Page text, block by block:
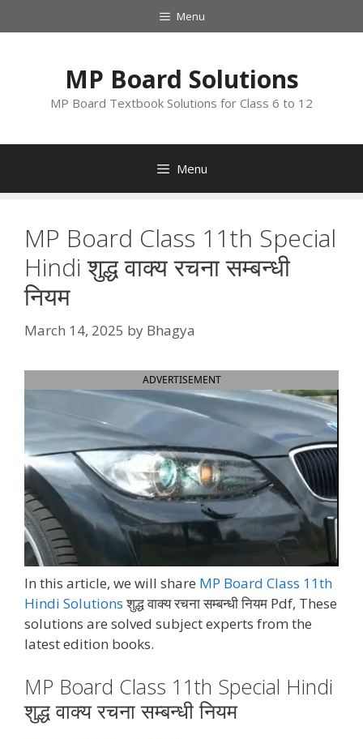
to
Menu
MP Board Solutions
MP Board Textbook Solutions for Class 6 to 12
Menu
MP Board Class 11th Special
Hindi शुद्ध वाक्य रचना सम्बन्धी
नियम
March 14, 2025 by Bhagya
ADVERTISEMENT
In this article, we will share MP Board Class 11th
Hindi Solutionsशुद्ध वाक्य रचना सम्बन्धी नियम Pdf, These
solutions are solved subject experts from the
latest edition books.
MP Board Class 11th Special Hindi
शुद्ध वाक्य रचना सम्बन्धी नियम